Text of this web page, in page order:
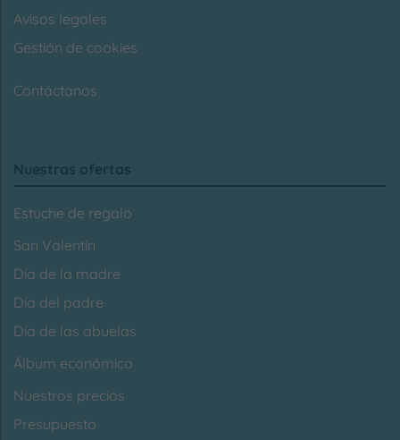
Avisos legales
Gestión de cookies
Contáctanos
Nuestras ofertas
Estuche de regalo
San Valentín
Día de la madre
Día del padre
Día de las abuelas
Álbum económico
Nuestros precios
Presupuesto